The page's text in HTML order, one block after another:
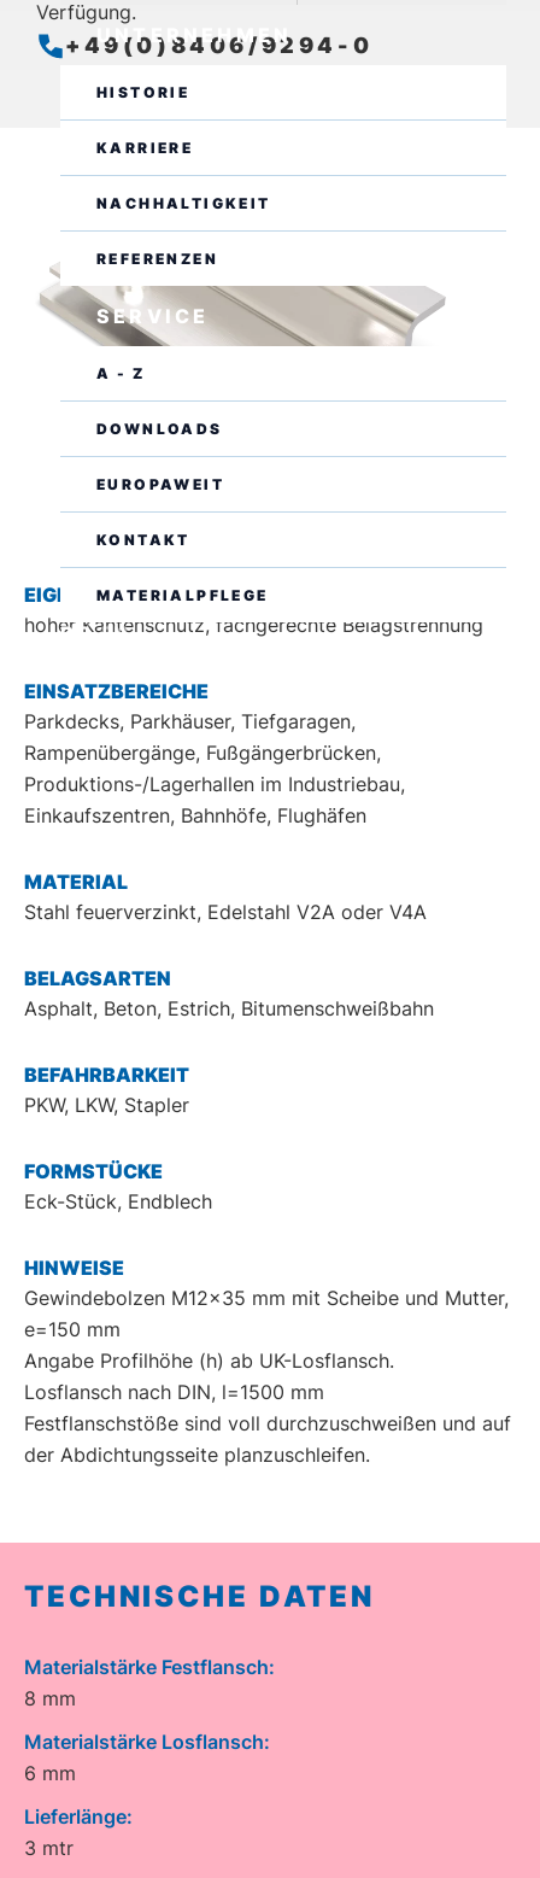
UNTERNEHMEN
HISTORIE
KARRIERE
NACHHALTIGKEIT
REFERENZEN
SERVICE
A - Z
DOWNLOADS
EUROPAWEIT
KONTAKT
MATERIALPFLEGE
DE EN
Verfügung.
+49(0)8406/9294-0
EIGENSCHAFTEN
hoher Kantenschutz, fachgerechte Belagstrennung
EINSATZBEREICHE
Parkdecks, Parkhäuser, Tiefgaragen,
Rampenübergänge, Fußgängerbrücken,
Produktions-/Lagerhallen im Industriebau,
Einkaufszentren, Bahnhöfe, Flughäfen
MATERIAL
Stahl feuerverzinkt, Edelstahl V2A oder V4A
BELAGSARTEN
Asphalt, Beton, Estrich, Bitumenschweißbahn
BEFAHRBARKEIT
PKW, LKW, Stapler
FORMSTÜCKE
Eck-Stück, Endblech
HINWEISE
Gewindebolzen M12x35 mm mit Scheibe und Mutter,
e=150 mm
Angabe Profilhöhe (h) ab UK-Losflansch.
Losflansch nach DIN, l=1500 mm
Festflanschstöße sind voll durchzuschweißen und auf
der Abdichtungsseite planzuschleifen.
TECHNISCHE DATEN
Materialstärke Festflansch:
8 mm
Materialstärke Losflansch:
6 mm
Lieferlänge:
3 mtr